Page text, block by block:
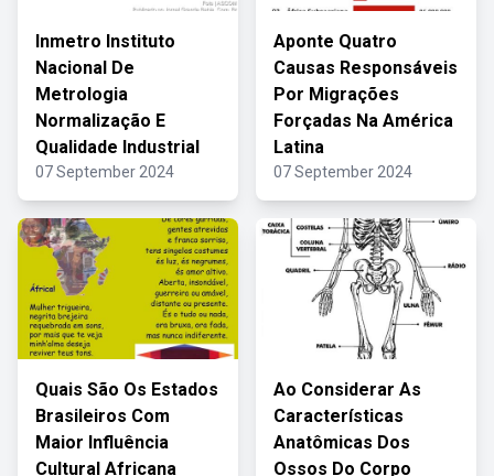
Inmetro Instituto
Nacional De
Metrologia
Normalização E
Qualidade Industrial
07 September 2024
Aponte Quatro
Causas Responsáveis
Por Migrações
Forçadas Na América
Latina
07 September 2024
Quais São Os Estados
Brasileiros Com
Maior Influência
Cultural Africana
Ao Considerar As
Características
Anatômicas Dos
Ossos Do Corpo